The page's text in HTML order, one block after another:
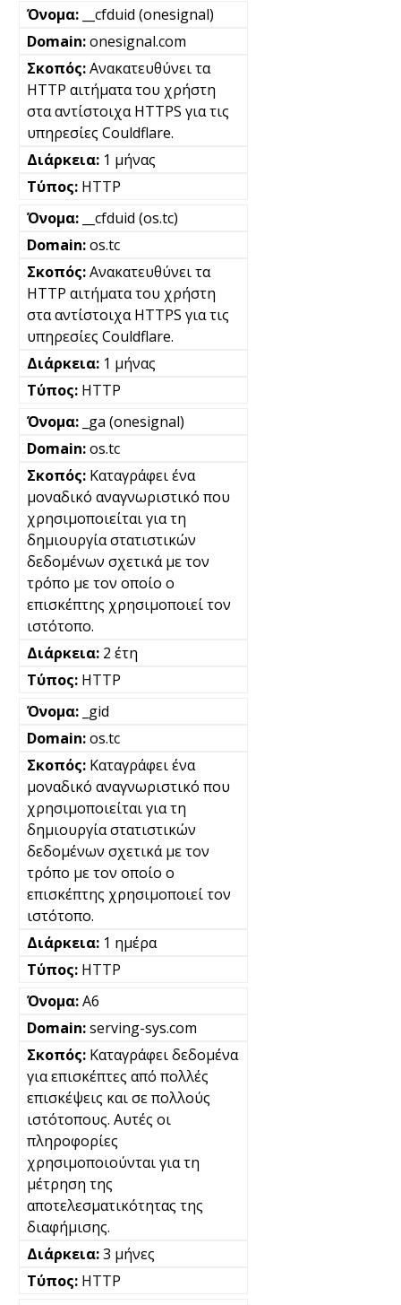
__cfduid (onesignal)
onesignal.com
Ανακατευθύνει τα
HTTP αιτήματα του χρήστη
στα αντίστοιχα HTTPS για τις
υπηρεσίες Couldflare.
1 μήνας
HTTP
__cfduid (os.tc)
os.tc
Ανακατευθύνει τα
HTTP αιτήματα του χρήστη
στα αντίστοιχα HTTPS για τις
υπηρεσίες Couldflare.
1 μήνας
HTTP
_ga (onesignal)
os.tc
Καταγράφει ένα
μοναδικό αναγνωριστικό που
χρησιμοποιείται για τη
δημιουργία στατιστικών
δεδομένων σχετικά με τον
τρόπο με τον οποίο ο
επισκέπτης χρησιμοποιεί τον
ιστότοπο.
2 έτη
HTTP
_gid
os.tc
Καταγράφει ένα
μοναδικό αναγνωριστικό που
χρησιμοποιείται για τη
δημιουργία στατιστικών
δεδομένων σχετικά με τον
τρόπο με τον οποίο ο
επισκέπτης χρησιμοποιεί τον
ιστότοπο.
1 ημέρα
HTTP
A6
serving-sys.com
Καταγράφει δεδομένα
για επισκέπτες από πολλές
επισκέψεις και σε πολλούς
ιστότοπους. Αυτές οι
πληροφορίες
χρησιμοποιούνται για τη
μέτρηση της
αποτελεσματικότητας της
διαφήμισης.
3 μήνες
HTTP